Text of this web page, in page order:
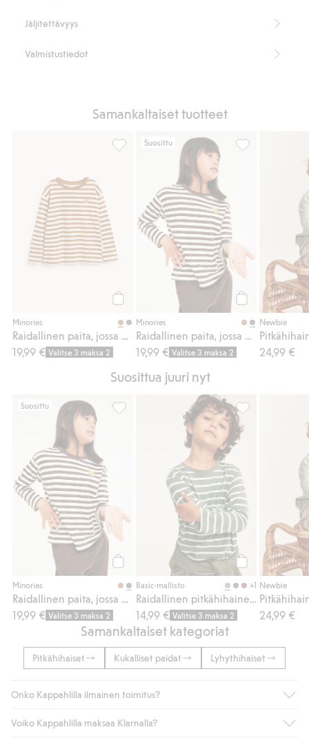
Tuotenumero:939587
Jäljitettävyys
Valmistustiedot
Samankaltaiset tuotteet
Minories
19,99 € Valitse 3 maksa 2
Raidallinen paita, jossa on
Suosittu
Minories
19,99 € Valitse 3 maksa 2
Raidallinen
Newbie
24,99 €
Suosittua juuri nyt
Suosittu
Minories
19,99 € Valitse 3 maksa 2
Raidallinen paita, jossa on
Osta
Basic-mallisto +1
14,99 € Valitse 3 maksa 2
Raidallinen
Newbie
24,99 €
Samankaltaiset kategoriat
Pitkähihaiset Kukalliset paidat Lyhythihaiset
Onko Kappahlilla ilmainen toimitus?
Jos olet Kappahl Clubin jäsen, saat aina ilmaisen toimituksen
Voiko Kappahlilla maksaa Klarnalla?